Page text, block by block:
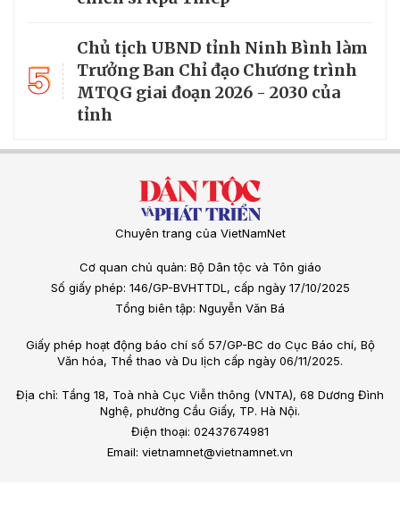
5
Chủ tịch UBND tỉnh Ninh Bình làm
Trưởng Ban Chỉ đạo Chương trình
MTQG giai đoạn 2026 - 2030 của
tỉnh
Chuyên trang của VietNamNet
Cơ quan chủ quản: Bộ Dân tộc và Tôn giáo
Số giấy phép: 146/GP-BVHTTDL, cấp ngày 17/10/2025
Tổng biên tập: Nguyễn Văn Bá
Giấy phép hoạt động báo chí số 57/GP-BC do Cục Báo chí, Bộ
Văn hóa, Thể thao và Du lịch cấp ngày 06/11/2025.
Địa chỉ: Tầng 18, Toà nhà Cục Viễn thông (VNTA), 68 Dương Đình
Nghệ, phường Cầu Giấy, TP. Hà Nội.
Điện thoại: 02437674981
Email: vietnamnet@vietnamnet.vn